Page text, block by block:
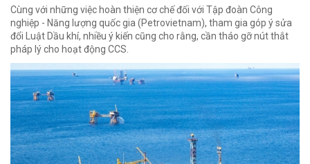
Cùng với những việc hoàn thiện cơ chế đối với Tập đoàn Công
nghiệp - Năng lượng quốc gia (Petrovietnam), tham gia góp ý sửa
đổi Luật Dầu khí, nhiều ý kiến cũng cho rằng, cần tháo gỡ nút thắt
pháp lý cho hoạt động CCS.